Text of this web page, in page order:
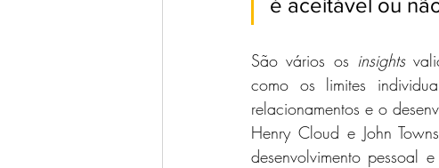
São vários os insights
como os limites
relacionamentos e o
Henry Cloud e John
desenvolvimento pessoal